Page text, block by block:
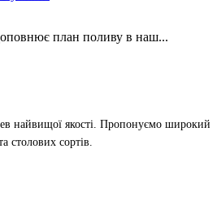
план поливу в наш...
найвищої якості. Пропонуємо широкий
столових сортів.